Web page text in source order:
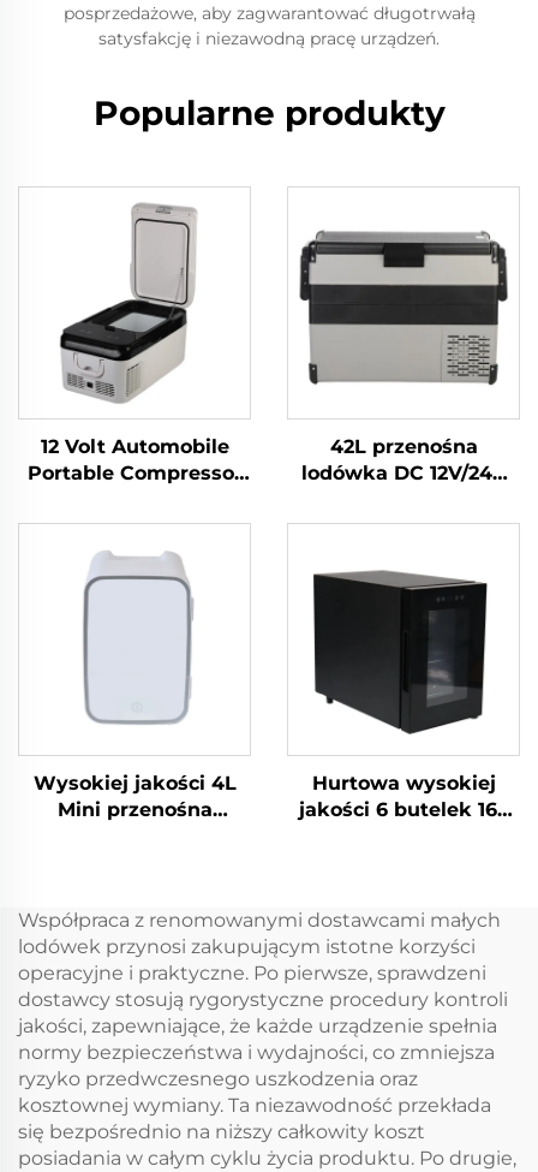
posprzedażowe, aby zagwarantować długotrwałą
satysfakcję i niezawodną pracę urządzeń.
Popularne produkty
12 Volt Automobile
Portable Compressor
Lodówka Zamrażarka
Mini Elektryczna
Lodówka
Samochodowa 18L
42L przenośna
lodówka DC 12V/24V
zamrażarka do
Wysokiej jakości 4L
Mini przenośna
elektrycznego do
pielęgnacji skóry lub
do użytku w garażu
Stan Nowy
Hurtowa wysokiej
jakości 6 butelek 16L
Współpraca z renomowanymi dostawcami małych
lodówek przynosi zakupującym istotne korzyści
operacyjne i praktyczne. Po pierwsze, sprawdzeni
dostawcy stosują rygorystyczne procedury kontroli
jakości, zapewniające, że każde urządzenie spełnia
normy bezpieczeństwa i wydajności, co zmniejsza
ryzyko przedwczesnego uszkodzenia oraz
kosztownej wymiany. Ta niezawodność przekłada
się bezpośrednio na niższy całkowity koszt
posiadania w całym cyklu życia produktu. Po drugie,